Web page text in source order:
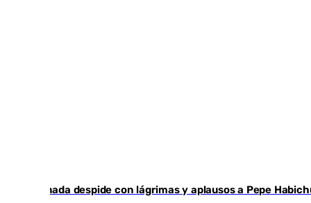
Granada despide con lágrimas y aplausos a Pepe